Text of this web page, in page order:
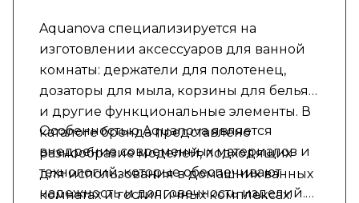
Aquanova специализируется на
изготовлении аксессуаров для ванной
комнаты: держатели для полотенец,
дозаторы для мыла, корзины для белья
и другие функциональные элементы. В
каталоге бренда представлено
разнообразие моделей, подходящих
для использования в домашних ванных
комнатах и гостиничных комплексах.
Особенностью Aquanova является
внедрение современных материалов и
технологий, которые обеспечивают
надежность и долговечность изделий.